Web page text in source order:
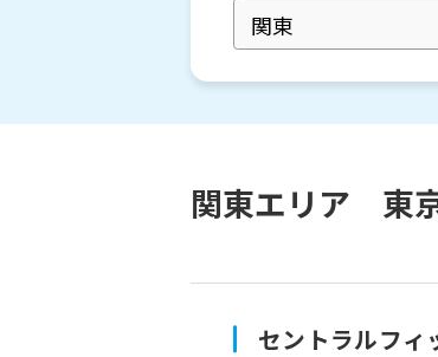
関東エリア 東
セントラルフ